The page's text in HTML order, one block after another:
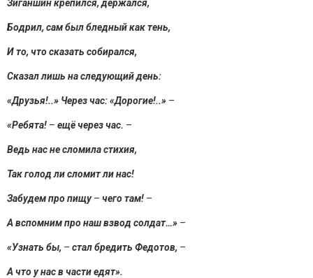
Зиганшин крепился, держался,
Бодрил, сам был бледный как тень,
И то, что сказать собирался,
Сказал лишь на следующий день:
«Друзья!..» Через час: «Дорогие!..» –
«Ребята! – ещё через час. –
Ведь нас не сломила стихия,
Так голод ли сломит ли нас!
Забудем про пищу– чего там! –
А вспомним про наш взвод солдат…» –
«Узнать бы, – стал бредить Федотов, –
А что у нас в части едят».